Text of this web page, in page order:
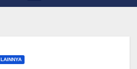
LAINNYA